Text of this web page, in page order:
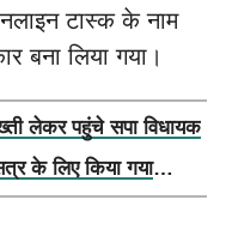
टास्क के नाम
बना लिया गया।
लेकर पहुंचे सपा विधायक
के लिए किया गया